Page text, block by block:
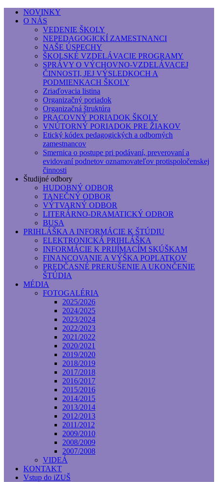
Základná umelecká škola, Hálkova
Základná umelecká škola, Hálkova 56, Bratislava -
NOVINKY
O NÁS
VEDENIE ŠKOLY
NEPEDAGOGICKÍ ZAMESTNANCI
NAŠE ÚSPECHY
ŠKOLSKÉ VZDELÁVACIE PROGRAMY
SPRÁVY O VÝCHOVNO-VZDELÁVACEJ
ČINNOSTI, JEJ VÝSLEDKOCH A
PODMIENKACH ŠKOLY
Zriaďovacia listina
Organizačný poriadok
Organizačná štruktúra
PRACOVNÝ PORIADOK ŠKOLY
VNÚTORNÝ PORIADOK PRE ŽIAKOV
Etický kódex pedagogických a odborných
zamestnancov
Smernica o postupe pri podávaní, preverovaní a
evidovaní podnetov oznamovateľov protispoločenskej
činnosti
Študijné odbory
HUDOBNÝ ODBOR
TANEČNÝ ODBOR
VÝTVARNÝ ODBOR
LITERÁRNO-DRAMATICKÝ ODBOR
BUSA
PRIHLÁŠKA A INFORMÁCIE K ŠTÚDIU
ELEKTRONICKÁ PRIHLÁŠKA
INFORMÁCIE K PRIJÍMACÍM SKÚŠKAM
FINANCOVANIE A VÝŠKA POPLATKOV
PREDČASNÉ PRERUŠENIE A UKONČENIE
ŠTÚDIA
MÉDIA
FOTOGALÉRIA
2025/2026
2024/2025
2023/2024
2022/2023
2021/2022
2020/2021
2019/2020
2018/2019
2017/2018
2016/2017
2015/2016
2014/2015
2013/2014
2012/2013
2011/2012
2009/2010
2008/2009
2007/2008
VIDEÁ
KONTAKT
Vstup do iZUŠ